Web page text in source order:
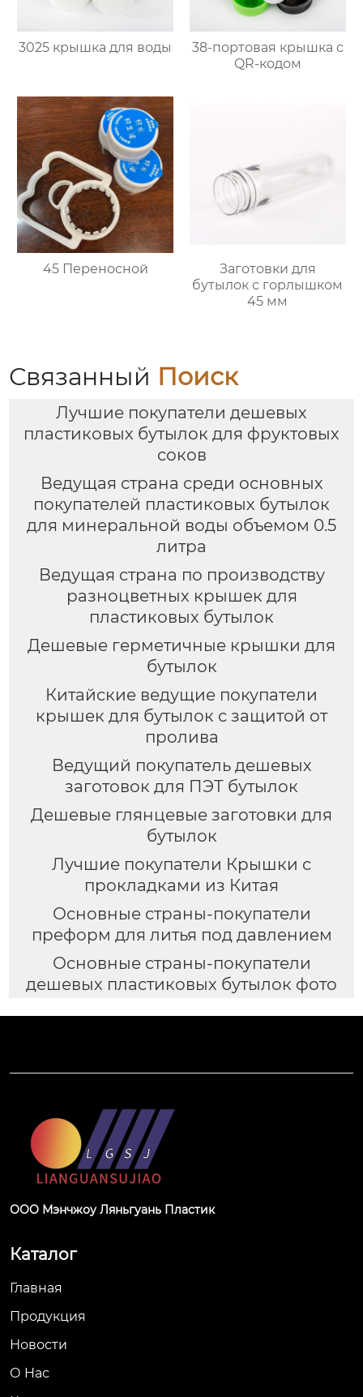
3025 крышка для воды
38-портовая крышка с
QR-кодом
45 Переносной
Заготовки для
бутылок с горлышком
45 мм
Связанный Поиск
Лучшие покупатели дешевых
пластиковых бутылок для фруктовых
соков
Ведущая страна среди основных
покупателей пластиковых бутылок
для минеральной воды объемом 0.5
литра
Ведущая страна по производству
разноцветных крышек для
пластиковых бутылок
Дешевые герметичные крышки для
бутылок
Китайские ведущие покупатели
крышек для бутылок с защитой от
пролива
Ведущий покупатель дешевых
заготовок для ПЭТ бутылок
Дешевые глянцевые заготовки для
бутылок
Лучшие покупатели Крышки с
прокладками из Китая
Основные страны-покупатели
преформ для литья под давлением
Основные страны-покупатели
дешевых пластиковых бутылок фото
ООО Мэнчжоу Ляньгуань Пластик
Каталог
Главная
Продукция
Новости
О Hас